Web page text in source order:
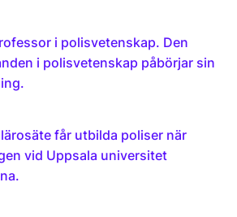
i polisvetenskap. Den
i polisvetenskap påbörjar sin
får utbilda poliser när
vid Uppsala universitet